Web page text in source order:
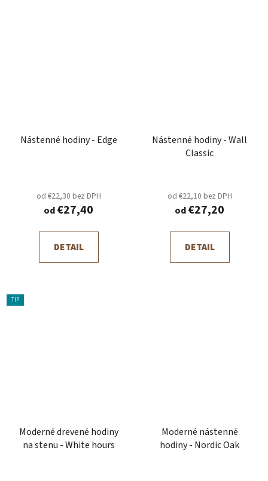
Nástenné hodiny - Edge
od €22,30 bez DPH
od€27,40
DETAIL
Nástenné hodiny - Wall
Classic
od €22,10 bez DPH
od€27,20
DETAIL
TIP
Moderné drevené hodiny
na stenu - White hours
Moderné nástenné
hodiny - Nordic Oak